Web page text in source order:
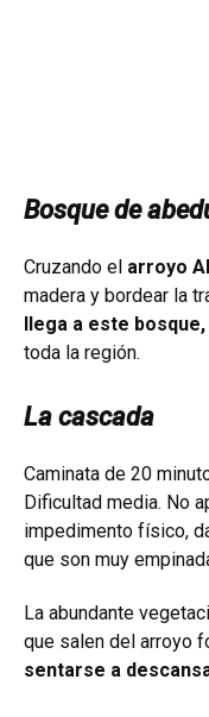
Bosque de
Cruzando el arroyo
madera y bordear la
llega a este bosque,
toda la región.
La cascada
Caminata de 20
Dificultad media. No
impedimento físico,
que son muy
La abundante
que salen del arroyo
sentarse a